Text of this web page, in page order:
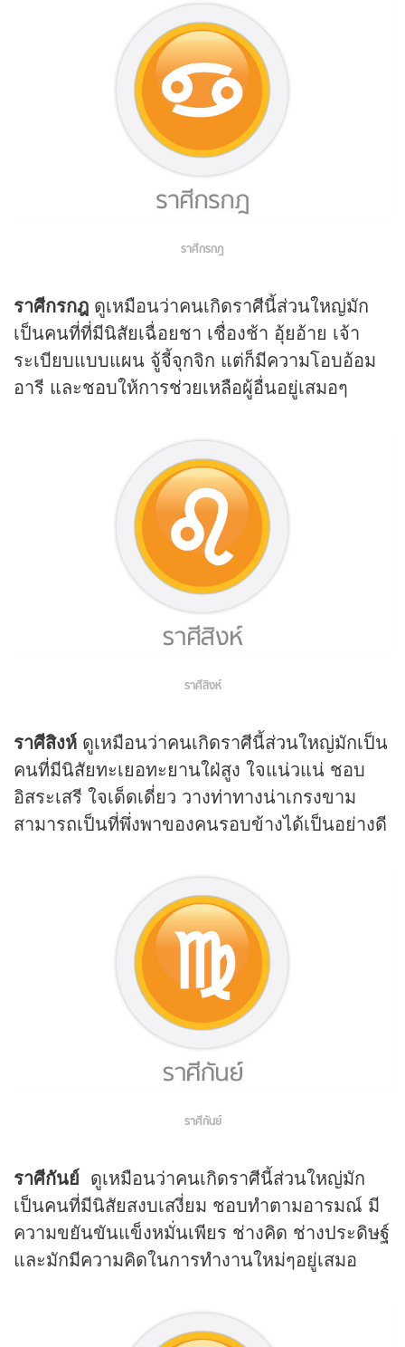
ราศีกรกฎ
ราศีกรกฎ ดูเหมือนว่าคนเกิดราศีนี้ส่วนใหญ่มัก
เป็นคนที่ที่มีนิสัยเฉื่อยชา เชื่องช้า อุ้ยอ้าย เจ้า
ระเบียบแบบแผน จู้จี้จุกจิก แต่ก็มีความโอบอ้อม
อารี และชอบให้การช่วยเหลือผู้อื่นอยู่เสมอๆ
ราศีสิงห์
ราศีสิงห์ ดูเหมือนว่าคนเกิดราศีนี้ส่วนใหญ่มักเป็น
คนที่มีนิสัยทะเยอทะยานใฝ่สูง ใจแน่วแน่ ชอบ
อิสระเสรี ใจเด็ดเดี่ยว วางท่าทางน่าเกรงขาม
สามารถเป็นที่พึ่งพาของคนรอบข้างได้เป็นอย่างดี
ราศีกันย์
ราศีกันย์ ดูเหมือนว่าคนเกิดราศีนี้ส่วนใหญ่มัก
เป็นคนที่มีนิสัยสงบเสงี่ยม ชอบทำตามอารมณ์ มี
ความขยันขันแข็งหมั่นเพียร ช่างคิด ช่างประดิษฐ์
และมักมีความคิดในการทำงานใหม่ๆอยู่เสมอ